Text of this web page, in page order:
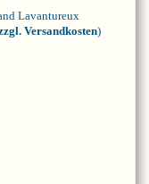
Lavantureux
Versandkosten)